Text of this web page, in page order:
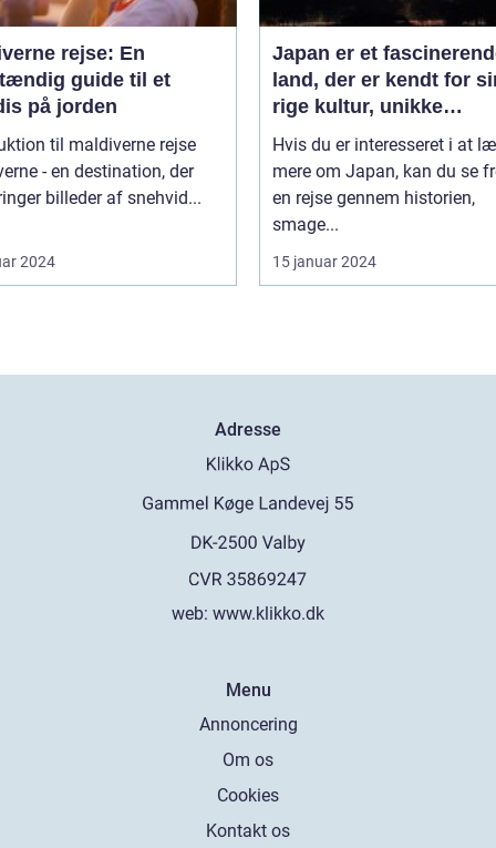
rejse: En
guide til et
på jorden
til maldiverne rejse
- en destination, der
billeder af snehvid...
2024
Japan er et
land, der er kendt for
rige kultur, unikke
traditioner og
naturlandskaber
Hvis du er interesseret i at
mere om Japan, kan du se
en rejse gennem historien,
smage...
15 januar 2024
Adresse
web: www.klikko.dk
Menu
Annoncering
Om os
Cookies
Kontakt os